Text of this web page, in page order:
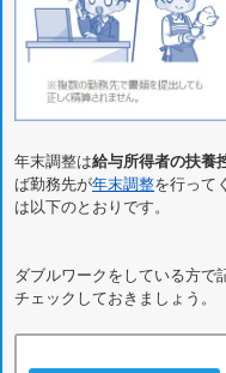
年末調整は給与所得者の扶養
ば勤務先が年末調整を行って
は以下のとおりです。
ダブルワークをしている方で
チェックしておきましょう。